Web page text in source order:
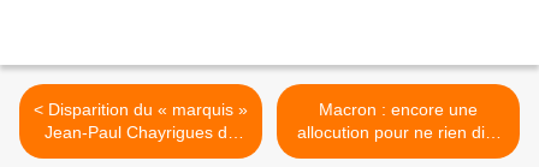
< Disparition du « marquis »
Jean-Paul Chayrigues de
Olmetta
Macron : encore une
allocution pour ne rien dire
ou presque >